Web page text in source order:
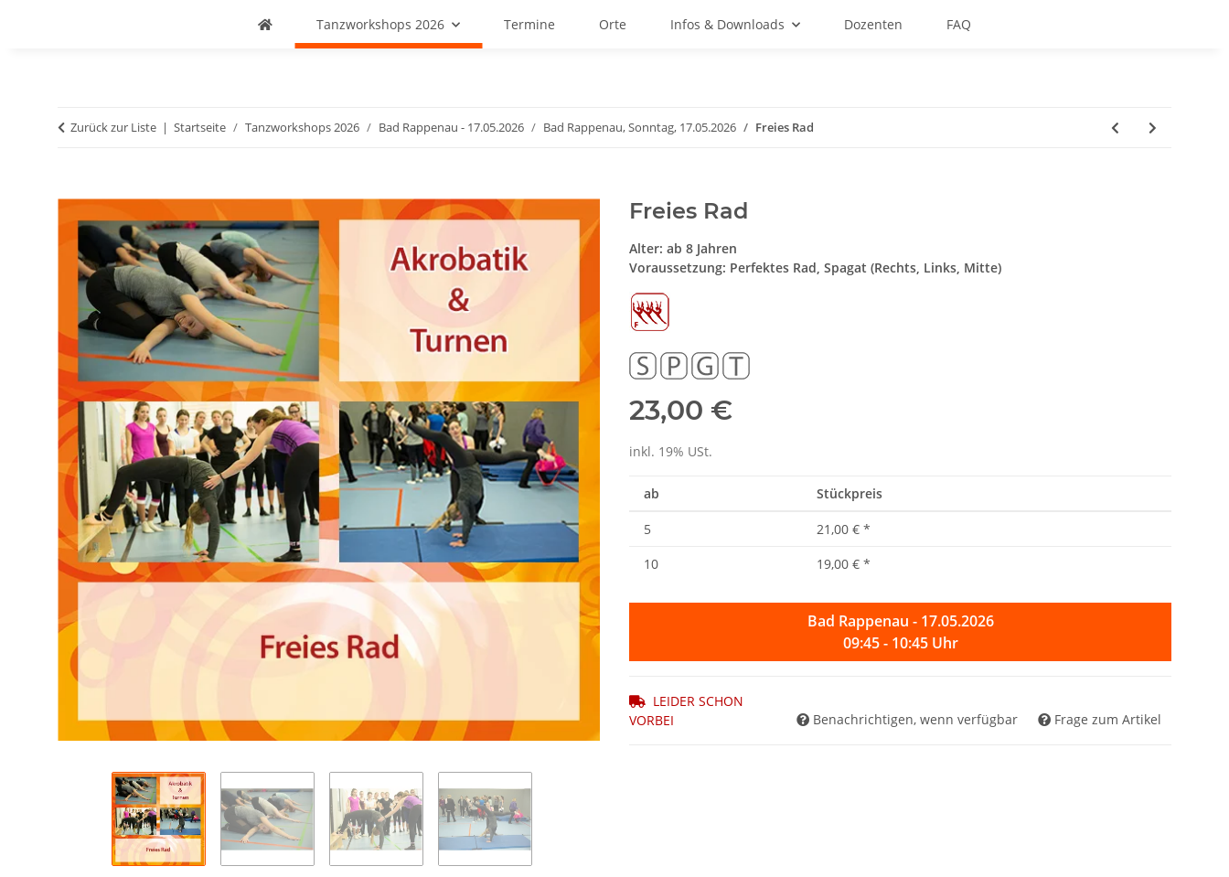
Tanzworkshops 2026 Termine Orte Infos & Downloads Dozenten FAQ
Zurück zur Liste Startseite Tanzworkshops 2026 Bad Rappenau - 17.05.2026 Bad Rappenau, Sonntag, 17.05.2026 Freies Rad
Freies Rad
Alter: ab 8 Jahren
Voraussetzung: Perfektes Rad, Spagat (Rechts, Links, Mitte)
23,00 €
inkl. 19% USt.
ab Stückpreis
5 21,00 € *
10
19,00 € *
Bad Rappenau - 17.05.2026
09:45 - 10:45 Uhr
LEIDER SCHON
VORBEI
Benachrichtigen, wenn verfügbar Frage zum Artikel